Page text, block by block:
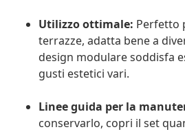
Utilizzo ottimale: Perfetto
terrazze, adatta bene a
design modulare soddisfa
gusti estetici vari.
Linee guida per la
conservarlo, copri il set